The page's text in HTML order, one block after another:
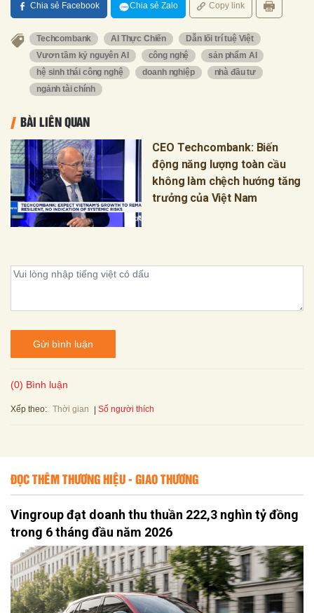
Chia sẻ Facebook Chia sẻ Zalo Copy link
Techcombank AI Thực Chiến
Dẫn lối trí tuệ Việt
Vươn tầm kỷ nguyên AI
công nghệ
sản phẩm AI
hệ sinh thái công nghệ
doanh nghiệp
nhà đầu tư
ngảnh tài chính
BÀI LIÊN QUAN
CEO Techcombank: Biến
động năng lượng toàn cầu
không làm chệch hướng tăng
trưởng của Việt Nam
Gửi bình luận
(0) Bình luận
Xếp theo: Thời gian Số người thích
ĐỌC THÊM THƯƠNG HIỆU - GIAO THƯƠNG
Vingroup đạt doanh thu thuần 222,3 nghìn tỷ đồng
trong 6 tháng đầu năm 2026